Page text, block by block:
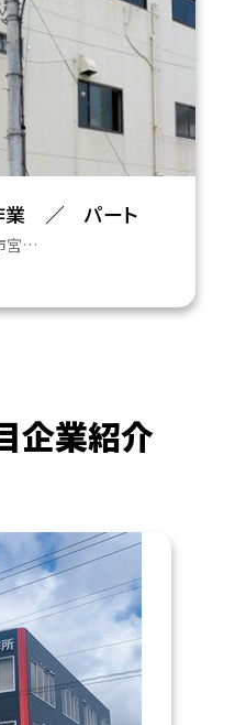
業 ／ パート
６
企業紹介